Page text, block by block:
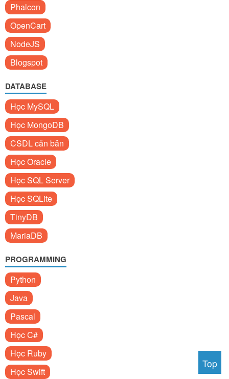
Phalcon
OpenCart
NodeJS
Blogspot
DATABASE
Học MySQL
Học MongoDB
CSDL căn bản
Học Oracle
Học SQL Server
Học SQLite
TinyDB
MariaDB
PROGRAMMING
Python
Java
Pascal
Học C#
Học Ruby
Học Swift
Top